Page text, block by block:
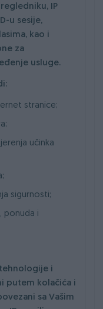
IP
u sesije,
kao i
za
usluge.
stranice;
učinka
sigurnosti;
ponuda i
i
putem kolačića i
sa Vašim